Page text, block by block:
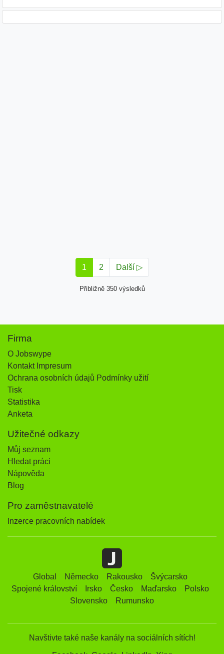
1 2 Další ▷
Přibližně 350 výsledků
Firma
O Jobswype
Kontakt Impresum
Ochrana osobních údajů Podmínky užití
Tisk
Statistika
Anketa
Užitečné odkazy
Můj seznam
Hledat práci
Nápověda
Blog
Pro zaměstnavatelé
Inzerce pracovních nabídek
Global Německo Rakousko
Švýcarsko
Spojené království
Irsko Česko Maďarsko
Polsko
Slovensko
Rumunsko
Navštivte také naše kanály na sociálních sítích!